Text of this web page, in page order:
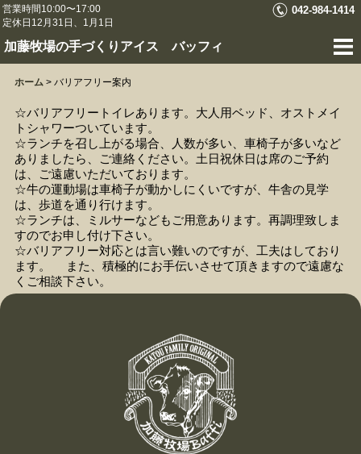
営業時間10:00〜17:00
定休日12月31日、1月1日
042-984-1414
加藤牧場の手づくりアイス バッフィ
ホーム > バリアフリー案内
☆バリアフリートイレあります。大人用ベッド、オストメイ
トシャワーついています。
☆ランチを召し上がる場合、人数が多い、車椅子が多いなど
ありましたら、ご連絡ください。土日祝休日は席のご予約
は、ご遠慮いただいております。
☆牛の運動場は車椅子が動かしにくいですが、牛舎の見学
は、歩道を通り行けます。
☆ランチは、ミルサーなどもご用意あります。再調理致しま
すのでお申し付け下さい。
☆バリアフリー対応とは言い難いのですが、工夫はしており
ます。 また、積極的にお手伝いさせて頂きますので遠慮な
くご相談下さい。